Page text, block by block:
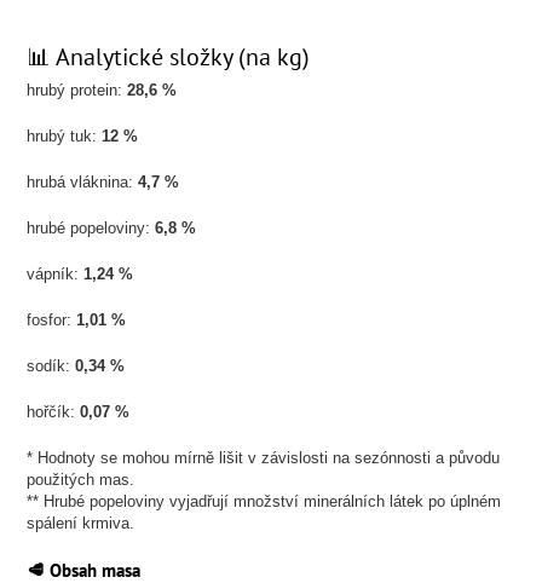
📊 Analytické složky (na kg)
hrubý protein:28,6 %
hrubý tuk:12 %
hrubá vláknina:4,7 %
hrubé popeloviny:6,8 %
vápník:1,24 %
fosfor:1,01 %
sodík:0,34 %
hořčík:0,07 %
* Hodnoty se mohou mírně lišit v závislosti na sezónnosti a původu
použitých mas.
** Hrubé popeloviny vyjadřují množství minerálních látek po úplném
spálení krmiva.
🥩 Obsah masa